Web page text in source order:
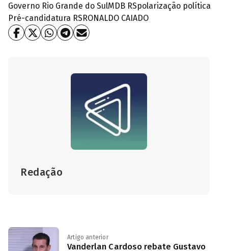
Governo Rio Grande do SulMDB RSpolarização política
Pré-candidatura RS RONALDO CAIADO
Redação
Artigo anterior
Vanderlan Cardoso rebate Gustavo